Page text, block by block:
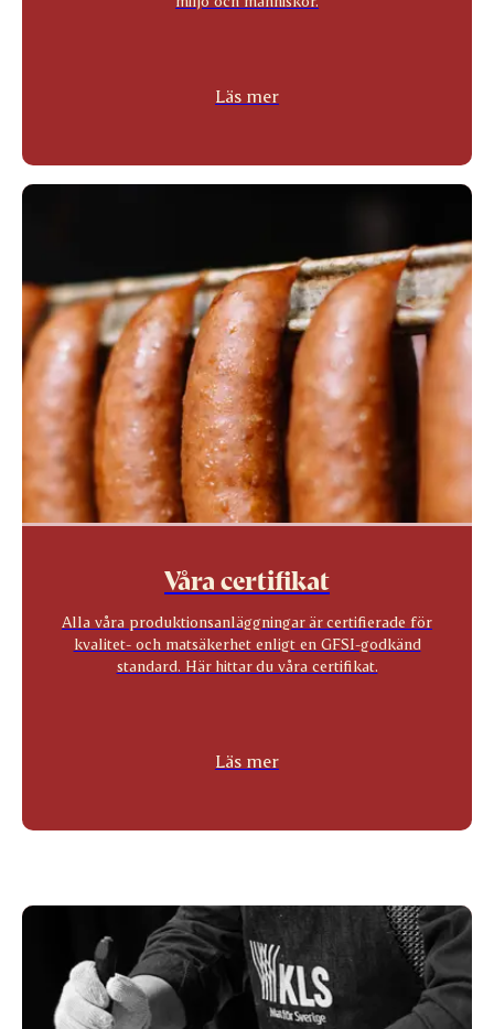
Läs mer
Våra certifikat
Alla våra produktionsanläggningar är certifierade för
kvalitet- och matsäkerhet enligt en GFSI-godkänd
standard. Här hittar du våra certifikat.
Läs mer